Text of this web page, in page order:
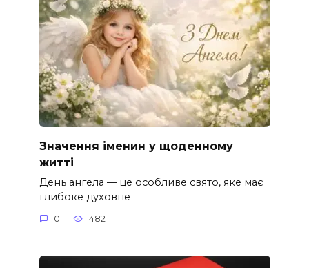
Значення іменин у щоденному
житті
День ангела — це особливе свято, яке має
глибоке духовне
0 482